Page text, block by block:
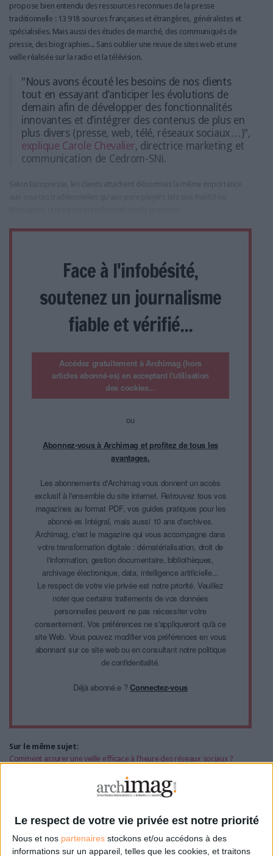
Le respect de votre vie privée est notre priorité
Nous et nos partenaires stockons et/ou accédons à des
informations sur un appareil, telles que les cookies, et traitons
propose bien entendu des ressources reconnues de la presse
traditionnelle : 13 918 sources françaises et étrangères, généralistes et
spécialisées. Mais aussi des études de marché, des communiqués de
presse, des biographies... Sans oublier une revue de sites web et une
veille réalisée sur la radio et la télévision.
"Nous avons écouté les besoins de nos clients
tout en essayant d’anticiper les évolutions de
demain afin de développer des fonctionnalités
innovantes et d’intégrer des contenus de plus en
plus divers (presse, web, télé, réseaux sociaux…)",
explique Carole Chevalier, directrice marketing et
communication de Cedrom-SNi.
Selon Europresse, les clients attachent désormais la même importance
Face à l'infobésité,
soutenez un journalisme
fiable et vérifié...
Accédez gratuitement à Archimag (hors
articles abonné·es) en acceptant l'utilisation
des cookies...
ou
Abonnez-vous à Archimag et profitez de tous les
avantages.
Les abonnements d'Archimag vous donnent un accès
exclusif à l'ensemble du site internet. Retrouvez tous vos
magazines au format PDF, vos guides pratiques pour les
abonné·es Intégral, mais aussi 10 ans d'archives.
Archimag, c'est le magazine qui vous accompagne dans
votre transformation digitale : dématérialisation, droit de
l'information, gestion documentaire, bibliothèques,
archivage électronique, data, intelligence artificielle...
Le respect de votre vie privée est notre priorité. Veuillez
noter que certains traitements de vos données
personnelles peuvent ne pas nécessiter votre
consentement. Vos préférences ne s'appliqueront qu'à ce
site Web. Vous pouvez modifier vos préférences en vous
abonnant sur ce site web ou en consultant notre politique
de confidentialité.
Déjà abonné.e ?Connectez-vous
Sur le même sujet:
Comment assurer une veille efficace à l'heure des réseaux sociaux ?
Camille Duvin, la veilleuse qui ne perd pas le Nord
5 erreurs pour rater à coup sûr votre projet de veille
Cet article vous intéresse?